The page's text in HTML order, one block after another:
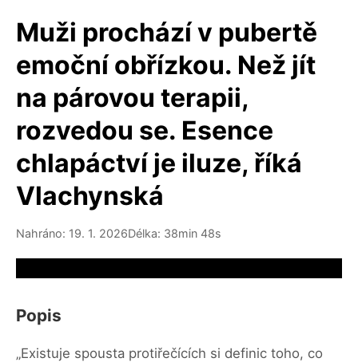
Muži prochází v pubertě
emoční obřízkou. Než jít
na párovou terapii,
rozvedou se. Esence
chlapáctví je iluze, říká
Vlachynská
Nahráno: 19. 1. 2026Délka: 38min 48s
Popis
„Existuje spousta protiřečících si definic toho, co